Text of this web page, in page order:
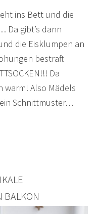
ins Bett und die
Da gibt’s dann
die Eisklumpen an
bestraft
Da
warm! Also Mädels
Schnittmuster…
BALKON